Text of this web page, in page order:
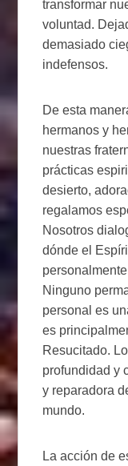
transformar
voluntad.
demasiado
indefensos.
De esta
hermanos y
nuestras
prácticas
desierto,
regalamos
Nosotros
dónde el
Ninguno
personal es
es
Resucitado.
profundidad y
y reparadora
mundo.
La acción de